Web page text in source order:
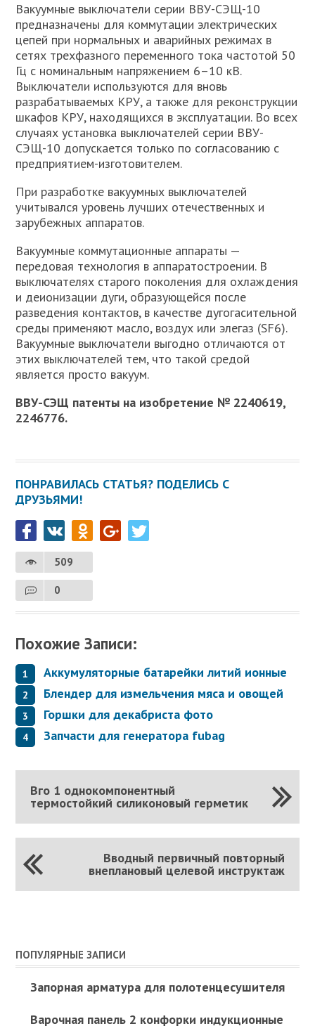
Вакуумные выключатели серии ВВУ-СЭЩ-10
предназначены для коммутации электрических
цепей при нормальных и аварийных режимах в
сетях трехфазного переменного тока частотой 50
Гц с номинальным напряжением 6–10 кВ.
Выключатели используются для вновь
разрабатываемых КРУ, а также для реконструкции
шкафов КРУ, находящихся в эксплуатации. Во всех
случаях установка выключателей серии ВВУ-
СЭЩ-10 допускается только по согласованию с
предприятием-изготовителем.
При разработке вакуумных выключателей
учитывался уровень лучших отечественных и
зарубежных аппаратов.
Вакуумные коммутационные аппараты —
передовая технология в аппаратостроении. В
выключателях старого поколения для охлаждения
и деионизации дуги, образующейся после
разведения контактов, в качестве дугогасительной
среды применяют масло, воздух или элегаз (SF6).
Вакуумные выключатели выгодно отличаются от
этих выключателей тем, что такой средой
является просто вакуум.
ВВУ-СЭЩ патенты на изобретение № 2240619,
2246776.
ПОНРАВИЛАСЬ СТАТЬЯ? ПОДЕЛИСЬ С
ДРУЗЬЯМИ!
509
0
Похожие Записи:
Аккумуляторные батарейки литий ионные
Блендер для измельчения мяса и овощей
Горшки для декабриста фото
Запчасти для генератора fubag
Вго 1 однокомпонентный
термостойкий силиконовый герметик
Вводный первичный повторный
внеплановый целевой инструктаж
ПОПУЛЯРНЫЕ ЗАПИСИ
Запорная арматура для полотенцесушителя
Варочная панель 2 конфорки индукционные